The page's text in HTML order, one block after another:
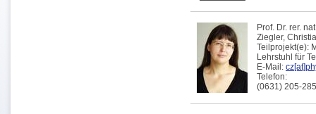
Prof. Dr. rer.
Ziegler,
Teilprojekt(e):
Lehrstuhl für
E-Mail:
Telefon:
(0631) 205-